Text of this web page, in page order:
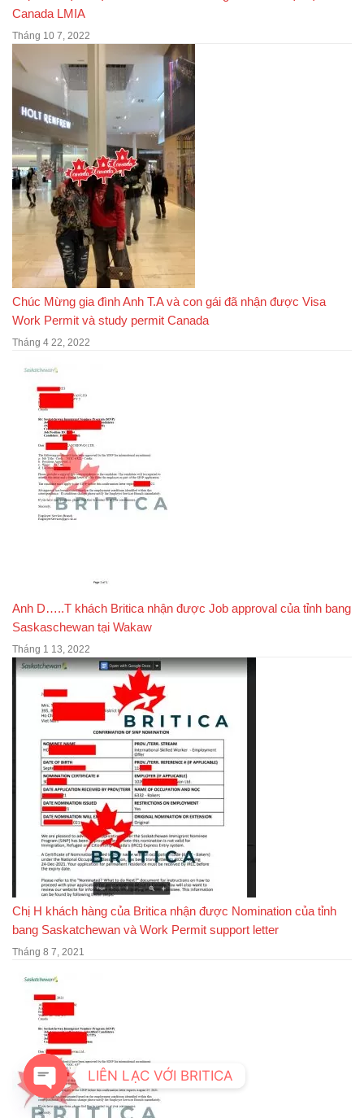
Canada LMIA
Tháng 10 7, 2022
Chúc Mừng gia đình Anh T.A và con gái đã nhận được Visa
Work Permit và study permit Canada
Tháng 4 22, 2022
Anh D…..T khách Britica nhận được Job approval của tỉnh bang
Saskaschewan tại Wakaw
Tháng 1 13, 2022
Chị H khách hàng của Britica nhận được Nomination của tỉnh
bang Saskatchewan và Work Permit support letter
Tháng 8 7, 2021
LIÊN LẠC VỚI BRITICA
OPEN